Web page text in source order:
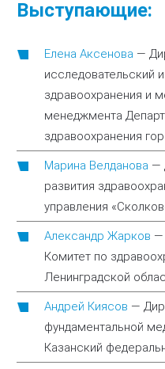
Выступающие:
Елена Аксенова —
исследовательский
здравоохранения и
менеджмента
здравоохранения
Марина Велданова —
развития
управления
Александр Жарков —
Комитет по
Ленинградской
Андрей Киясов —
фундаментальной
Казанский